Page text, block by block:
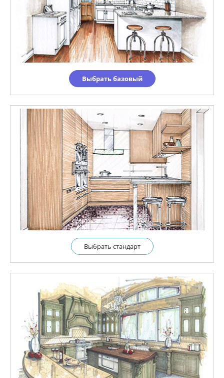
Выбрать базовый
Выбрать cтандарт